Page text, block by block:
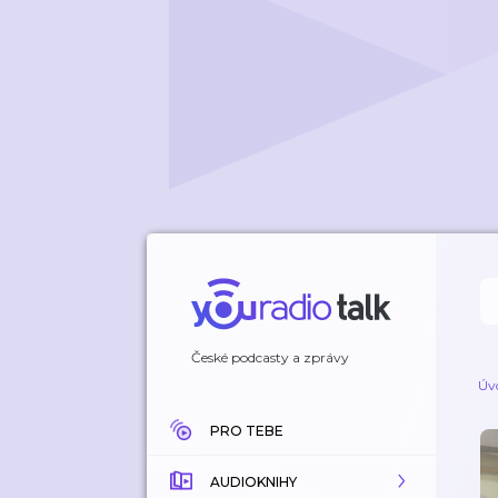
České podcasty a zprávy
PRO TEBE
AUDIOKNIHY